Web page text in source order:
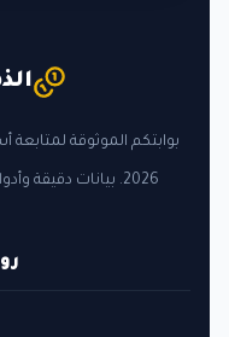
بوابتكم الموثوقة
2026. بيانات دقيقة وأدوات ذكية تساعدك على قرار شراء آمن.